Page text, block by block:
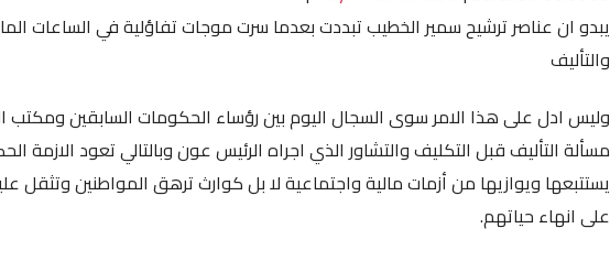
RSS FEED
SHARE
LINK
EMBED
يبدو ان عناصر ترشيح سمير الخطيب تبددت بعدما سرت موجات تفاؤلية في الساعات
والتأليف
وليس ادل على هذا الامر سوى السجال اليوم بين رؤساء الحكومات السابقين ومكتب
مسألة التأليف قبل التكليف والتشاور الذي اجراه الرئيس عون وبالتالي تعود الازمة
يستتبعها ويوازيها من أزمات مالية واجتماعية لا بل كوارث ترهق المواطنين وتثقل
على انهاء حياتهم.